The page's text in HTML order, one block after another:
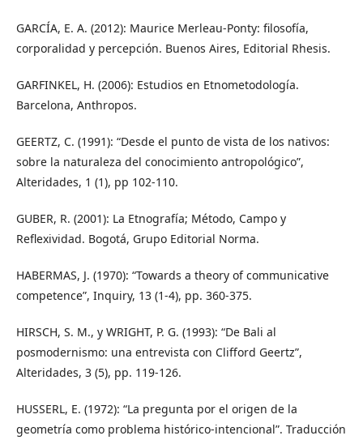
GARCÍA, E. A. (2012): Maurice Merleau-Ponty: filosofía,
corporalidad y percepción. Buenos Aires, Editorial Rhesis.
GARFINKEL, H. (2006): Estudios en Etnometodología.
Barcelona, Anthropos.
GEERTZ, C. (1991): “Desde el punto de vista de los nativos:
sobre la naturaleza del conocimiento antropológico”,
Alteridades, 1 (1), pp 102-110.
GUBER, R. (2001): La Etnografía; Método, Campo y
Reflexividad. Bogotá, Grupo Editorial Norma.
HABERMAS, J. (1970): “Towards a theory of communicative
competence”, Inquiry, 13 (1-4), pp. 360-375.
HIRSCH, S. M., y WRIGHT, P. G. (1993): “De Bali al
posmodernismo: una entrevista con Clifford Geertz”,
Alteridades, 3 (5), pp. 119-126.
HUSSERL, E. (1972): “La pregunta por el origen de la
geometría como problema histórico-intencional”. Traducción